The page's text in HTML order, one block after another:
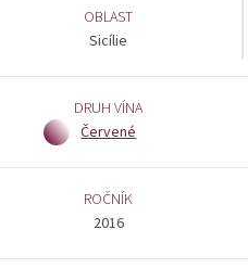
OBLAST
Sicílie
DRUH VÍNA
Červené
ROČNÍK
2016